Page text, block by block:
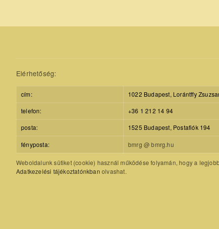
Elérhetőség:
cím:
1022 Budapest, Lorántffy
telefon:
+36 1 212 14 94
posta:
1525 Budapest, Postafiók 194
fényposta: bmrg @ bmrg.hu
Weboldalunk sütiket (cookie) használ működése folyamán, hogy a
Adatkezelési tájékoztatónkban olvashat.